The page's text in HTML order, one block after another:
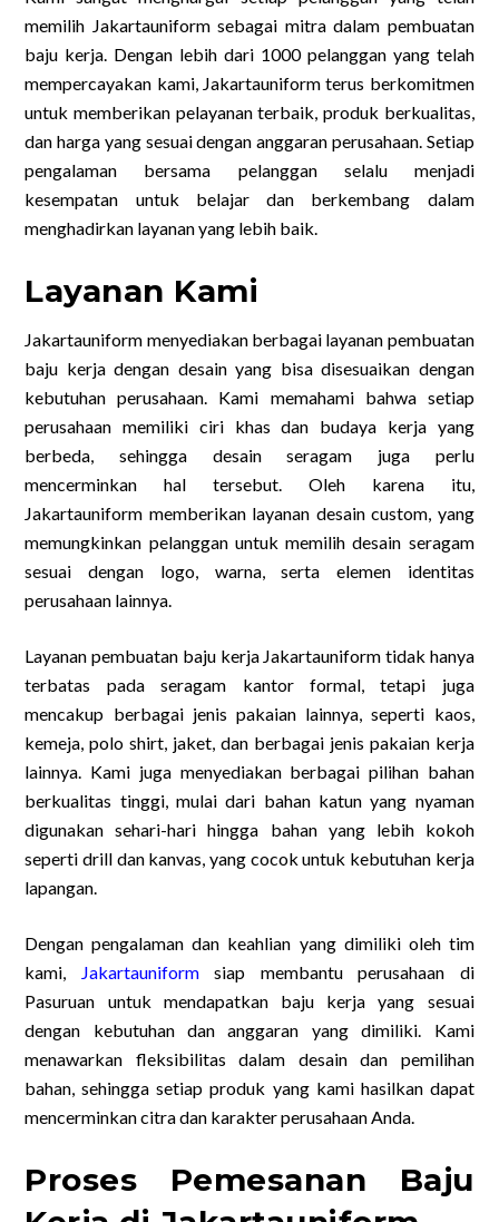
memilih Jakartauniform sebagai mitra dalam pembuatan
baju kerja. Dengan lebih dari 1000 pelanggan yang telah
mempercayakan kami, Jakartauniform terus berkomitmen
untuk memberikan pelayanan terbaik, produk berkualitas,
dan harga yang sesuai dengan anggaran perusahaan. Setiap
pengalaman bersama pelanggan selalu menjadi
kesempatan untuk belajar dan berkembang dalam
menghadirkan layanan yang lebih baik.
Layanan Kami
Jakartauniform menyediakan berbagai layanan pembuatan
baju kerja dengan desain yang bisa disesuaikan dengan
kebutuhan perusahaan. Kami memahami bahwa setiap
perusahaan memiliki ciri khas dan budaya kerja yang
berbeda, sehingga desain seragam juga perlu
mencerminkan hal tersebut. Oleh karena itu,
Jakartauniform memberikan layanan desain custom, yang
memungkinkan pelanggan untuk memilih desain seragam
sesuai dengan logo, warna, serta elemen identitas
perusahaan lainnya.
Layanan pembuatan baju kerja Jakartauniform tidak hanya
terbatas pada seragam kantor formal, tetapi juga
mencakup berbagai jenis pakaian lainnya, seperti kaos,
kemeja, polo shirt, jaket, dan berbagai jenis pakaian kerja
lainnya. Kami juga menyediakan berbagai pilihan bahan
berkualitas tinggi, mulai dari bahan katun yang nyaman
digunakan sehari-hari hingga bahan yang lebih kokoh
seperti drill dan kanvas, yang cocok untuk kebutuhan kerja
lapangan.
Dengan pengalaman dan keahlian yang dimiliki oleh tim
kami, Jakartauniform
siap membantu perusahaan di
Pasuruan untuk mendapatkan baju kerja yang sesuai
dengan kebutuhan dan anggaran yang dimiliki. Kami
menawarkan fleksibilitas dalam desain dan pemilihan
bahan, sehingga setiap produk yang kami hasilkan dapat
mencerminkan citra dan karakter perusahaan Anda.
Proses Pemesanan Baju